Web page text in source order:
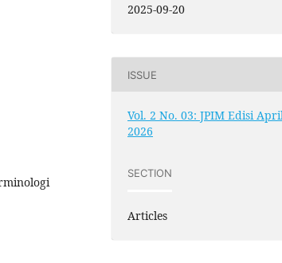
2025-09-20
ISSUE
Vol. 2 No. 03: JPIM Edisi
2026
SECTION
Articles